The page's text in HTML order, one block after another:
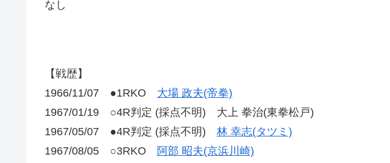
なし
【戦歴】
1966/11/07 ●1RKO 大場 政夫(帝拳)
1967/01/19 ○4R判定 (採点不明) 大上 拳治(東拳松戸)
1967/05/07 ●4R判定 (採点不明) 林 幸志(タツミ)
1967/08/05 ○3RKO
阿部 昭夫(京浜川崎)